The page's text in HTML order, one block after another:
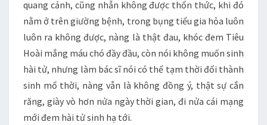
quang cảnh, cũng nhẫn không được thổn thức, khi đó
nằm ở trên giường bệnh, trong bụng tiểu gia hỏa luôn
luôn ra không được, nàng là thật đau, khóc đem Tiêu
Hoài mắng máu chó đầy đầu, còn nói không muốn sinh
hài tử, nhưng làm bác sĩ nói có thể tạm thời đổi thành
sinh mổ thời, nàng vẫn là không đồng ý, thật sự cắn
răng, giày vò hơn nửa ngày thời gian, đi nửa cái mạng
mới đem hài tử sinh hạ tới.